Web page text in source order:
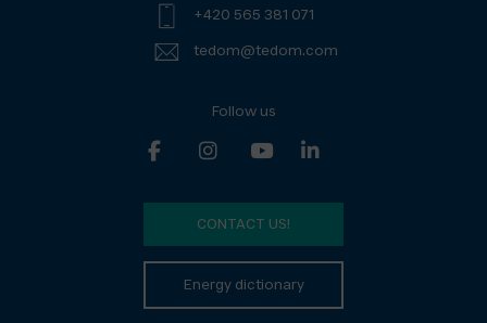
+420 565 381 071
tedom@tedom.com
Follow us
CONTACT US!
Energy dictionary